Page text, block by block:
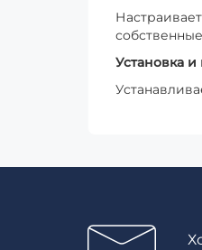
Установка